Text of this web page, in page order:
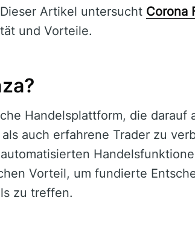
Artikel untersucht Corona
und Vorteile.
Handelsplattform, die darauf
auch erfahrene Trader zu
Vorteil, um fundierte
zu treffen.